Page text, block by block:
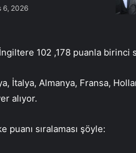
6, 2026
102 ,178 puanla birinci
İtalya, Almanya, Fransa,
alıyor.
puanı sıralaması şöyle: